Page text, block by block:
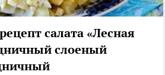
салата «Лесная
слоеный